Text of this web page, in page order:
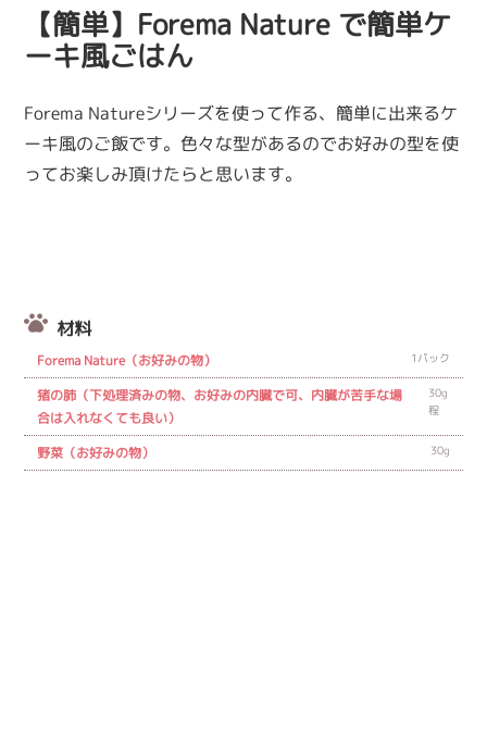
【簡単】Forema Nature で簡単ケ
ーキ風ごはん
Forema Natureシリーズを使って作る、簡単に出来るケ
ーキ風のご飯です。色々な型があるのでお好みの型を使
ってお楽しみ頂けたらと思います。
材料
Forema Nature（お好みの物） 1パック
猪の肺（下処理済みの物、お好みの内臓で可、内臓が苦手な場
合は入れなくても良い）
30g
程
野菜（お好みの物） 30g